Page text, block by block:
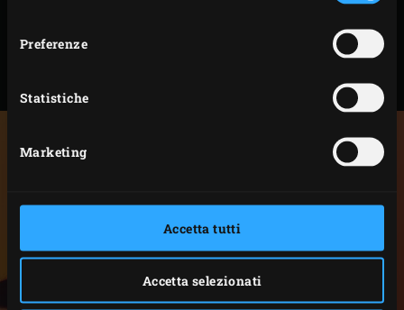
Preferenze
Statistiche
Marketing
Accetta tutti
Accetta selezionati
Togliere la teglia dal forno e irrorare il pane con il
burro fuso. Servire lo spoonbread tiepido con un